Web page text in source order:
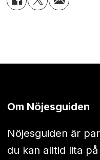
Om Nöjesguiden
Nöjesguiden är
du kan alltid lita